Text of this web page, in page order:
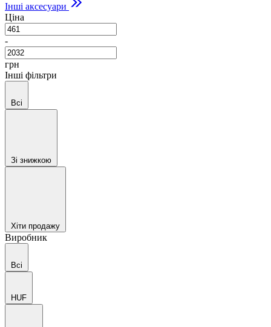
Інші аксесуари
Ціна
-
грн
Інші фільтри
Всі
Зі знижкою
Хіти продажу
Виробник
Всі
HUF